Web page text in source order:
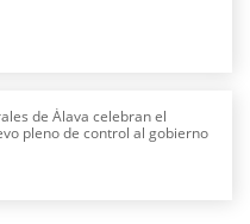
de Álava celebran el
pleno de control al gobierno